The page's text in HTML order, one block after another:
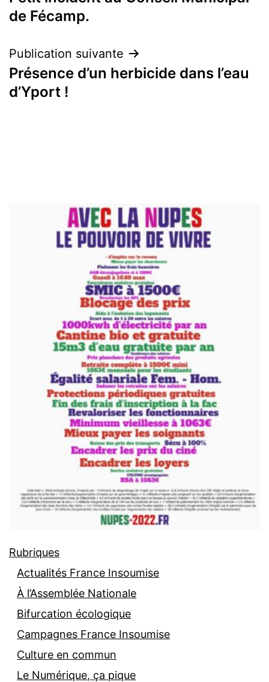
de
de Fécamp.
Publication suivante
Présence d’un herbicide dans l’eau
d’Yport !
Rubriques
Actualités France Insoumise
À l’Assemblée Nationale
Bifurcation écologique
Campagnes France Insoumise
Culture en commun
Le Numérique, ça pique